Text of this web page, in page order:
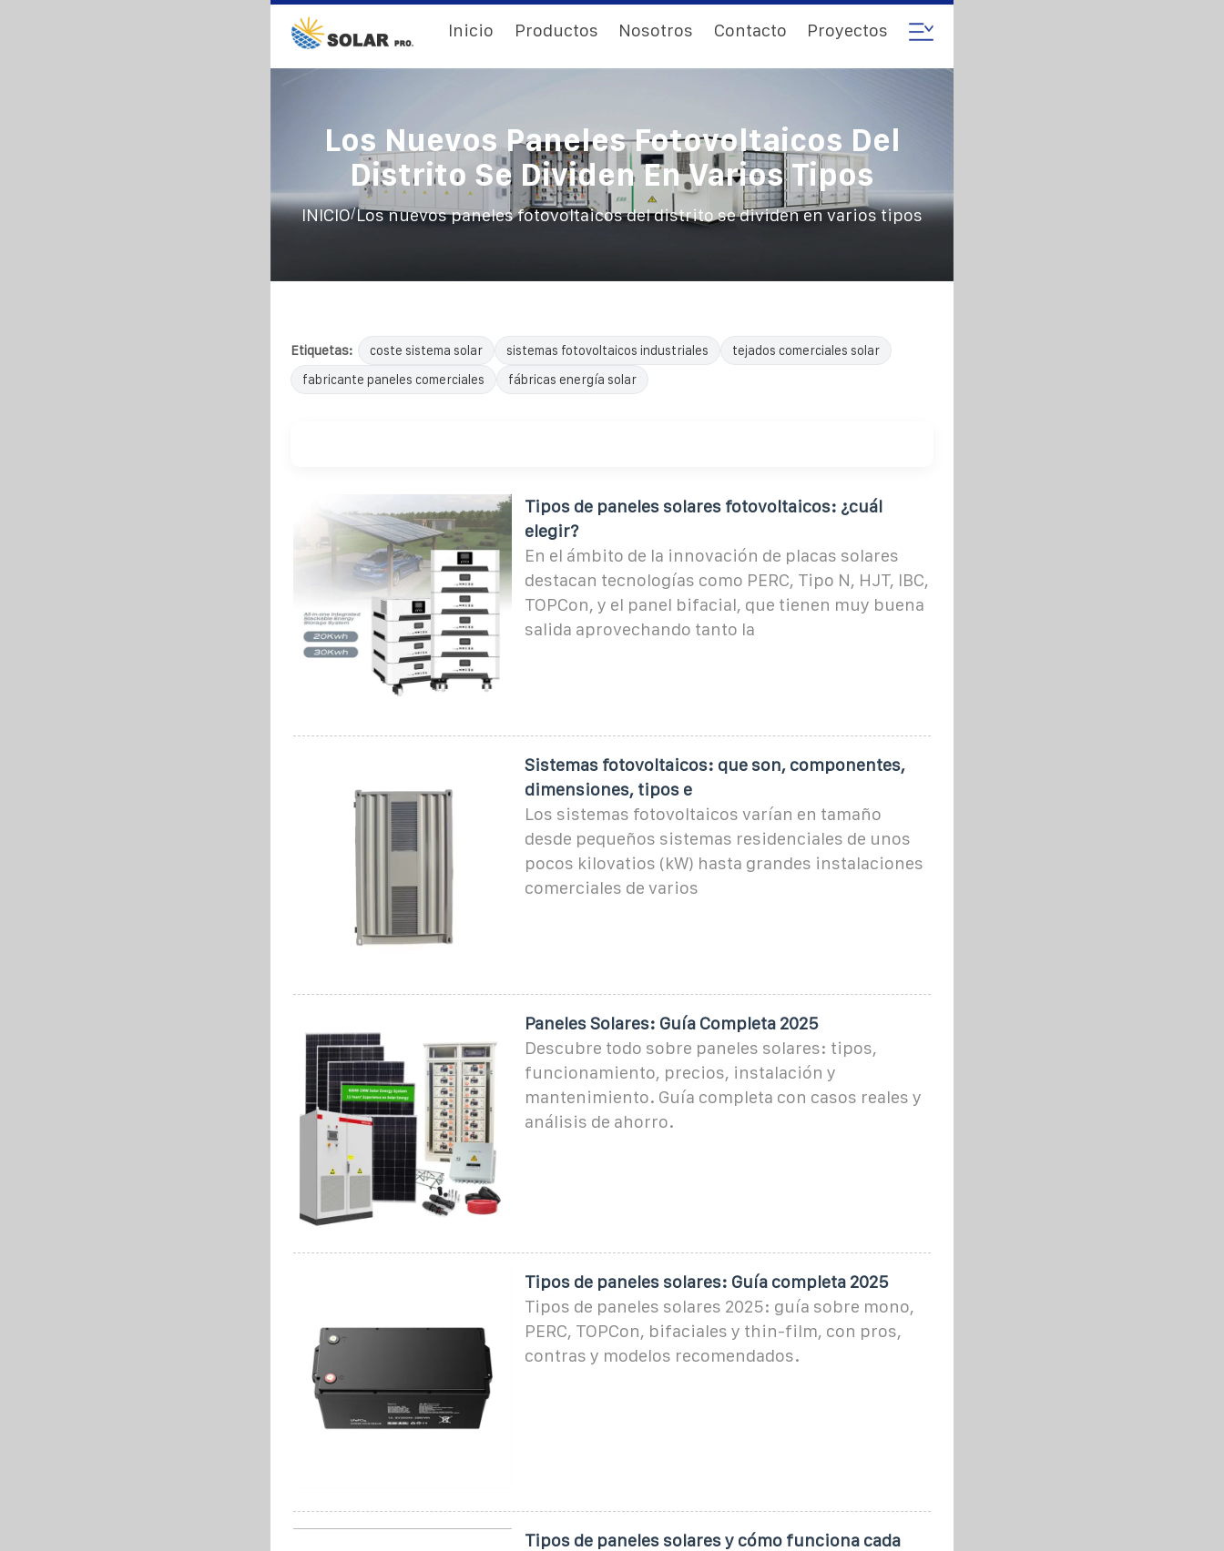
Inicio Productos Nosotros Contacto Proyectos
Los Nuevos Paneles Fotovoltaicos Del
Distrito Se Dividen En Varios Tipos
INICIO/Los nuevos paneles fotovoltaicos del distrito se dividen en varios tipos
Etiquetas: coste sistema solar sistemas fotovoltaicos industriales
tejados comerciales solar
fabricante paneles comerciales
fábricas energía solar
Tipos de paneles solares fotovoltaicos: ¿cuál
elegir?
En el ámbito de la innovación de placas solares
destacan tecnologías como PERC, Tipo N, HJT, IBC,
TOPCon, y el panel bifacial, que tienen muy buena
salida aprovechando tanto la
Sistemas fotovoltaicos: que son, componentes,
dimensiones, tipos e
Los sistemas fotovoltaicos varían en tamaño
desde pequeños sistemas residenciales de unos
pocos kilovatios (kW) hasta grandes instalaciones
comerciales de varios
Paneles Solares: Guía Completa 2025
Descubre todo sobre paneles solares: tipos,
funcionamiento, precios, instalación y
mantenimiento. Guía completa con casos reales y
análisis de ahorro.
Tipos de paneles solares: Guía completa 2025
Tipos de paneles solares 2025: guía sobre mono,
PERC, TOPCon, bifaciales y thin-film, con pros,
contras y modelos recomendados.
Tipos de paneles solares y cómo funciona cada